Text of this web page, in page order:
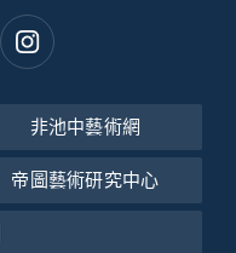
非池中藝術網
帝圖藝術研究中心